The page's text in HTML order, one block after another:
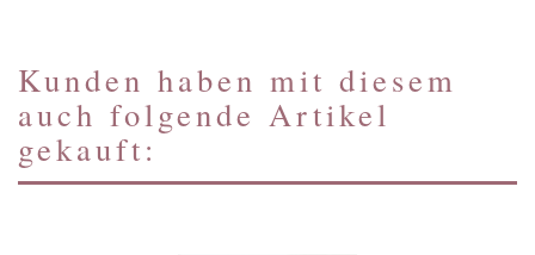
Kunden haben mit diesem
auch folgende Artikel
gekauft: